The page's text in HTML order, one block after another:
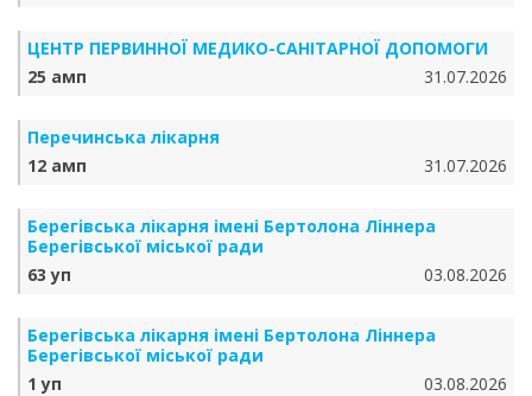
ЦЕНТР ПЕРВИННОЇ МЕДИКО-САНІТАРНОЇ ДОПОМОГИ
25 амп
31.07.2026
Перечинська лікарня
12 амп
31.07.2026
Берегівська лікарня імені Бертолона Ліннера
Берегівської міської ради
63 уп
03.08.2026
Берегівська лікарня імені Бертолона Ліннера
Берегівської міської ради
1 уп
03.08.2026